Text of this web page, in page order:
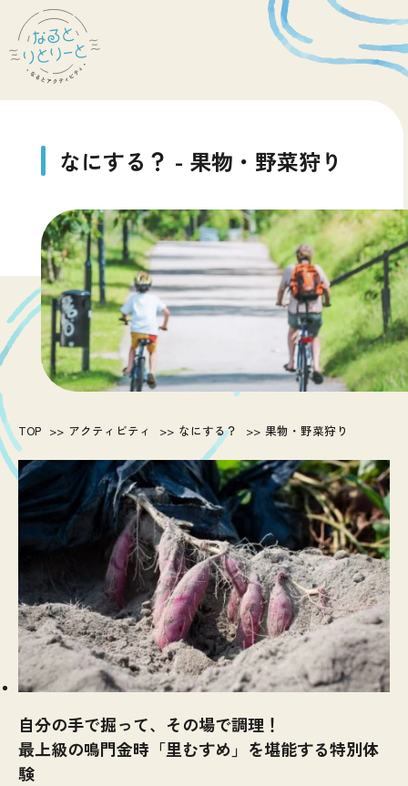
なにする ？ - 果物 ・ 野菜狩 り
TOP アクティビティ なにする？ 果物・野菜狩り
自分の手で掘って、その場で調理！
最上級の鳴門金時「里むすめ」を堪能する特別体
験